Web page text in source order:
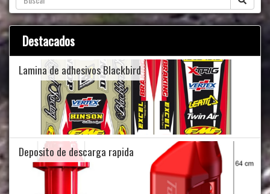
Destacados
Lamina de adhesivos Blackbird
Deposito de descarga rapida